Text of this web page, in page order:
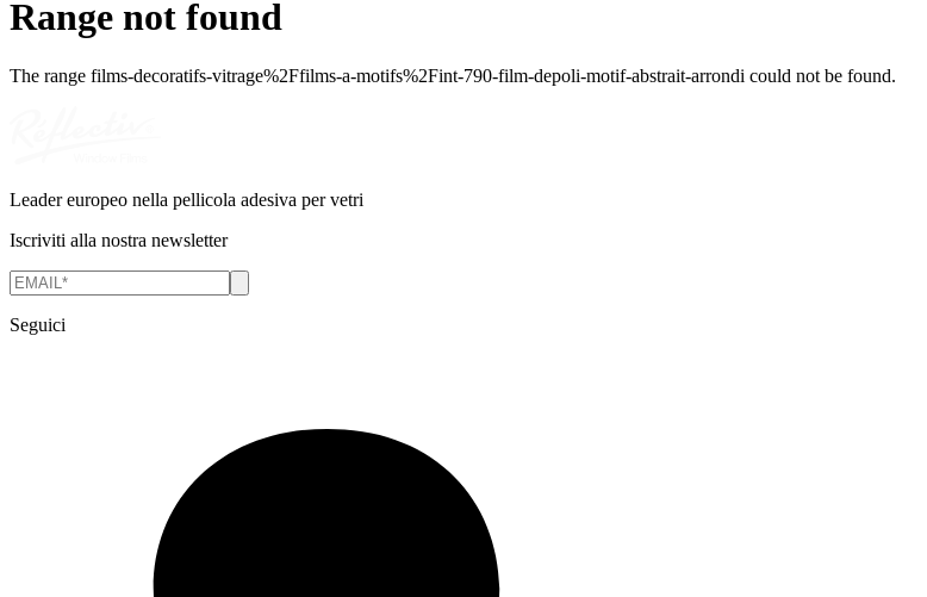
Range not found
The range films-decoratifs-vitrage%2Ffilms-a-motifs%2Fint-790-film-depoli-motif-abstrait-arrondi could not be found.
Leader europeo nella pellicola adesiva per vetri
Iscriviti alla nostra newsletter
Seguici